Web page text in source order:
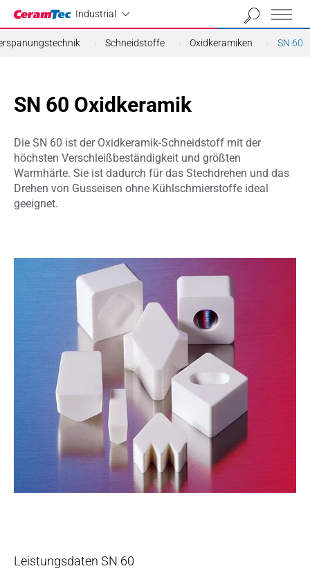
Industrial
Industrial
Schneidstoffe Oxidkeramiken SN 60
SN 60 Oxidkeramik
Die SN 60 ist der Oxidkeramik-Schneidstoff mit der
höchsten Verschleißbeständigkeit und größten
Warmhärte. Sie ist dadurch für das Stechdrehen und das
Drehen von Gusseisen ohne Kühlschmierstoffe ideal
geeignet.
Leistungsdaten SN 60